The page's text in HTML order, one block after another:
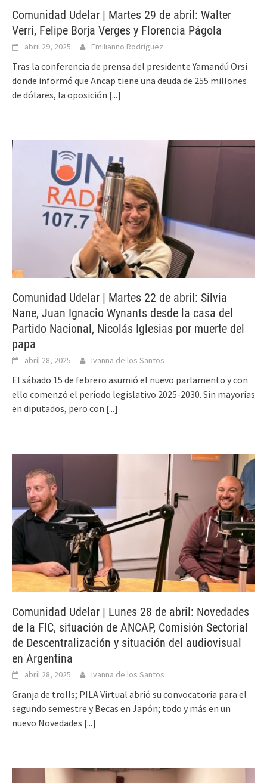
Comunidad Udelar | Martes 29 de abril: Walter
Verri, Felipe Borja Verges y Florencia Págola
abril 29, 2025 Emilianno Rodríguez
Tras la conferencia de prensa del presidente Yamandú Orsi
donde informó que Ancap tiene una deuda de 255 millones
de dólares, la oposición [...]
Comunidad Udelar | Martes 22 de abril: Silvia
Nane, Juan Ignacio Wynants desde la casa del
Partido Nacional, Nicolás Iglesias por muerte del
papa
abril 28, 2025 Ivanna de los Santos
El sábado 15 de febrero asumió el nuevo parlamento y con
ello comenzó el período legislativo 2025-2030. Sin mayorías
en diputados, pero con [...]
Comunidad Udelar | Lunes 28 de abril: Novedades
de la FIC, situación de ANCAP, Comisión Sectorial
de Descentralización y situación del audiovisual
en Argentina
abril 28, 2025 Ivanna de los Santos
Granja de trolls; PILA Virtual abrió su convocatoria para el
segundo semestre y Becas en Japón; todo y más en un
nuevo Novedades [...]